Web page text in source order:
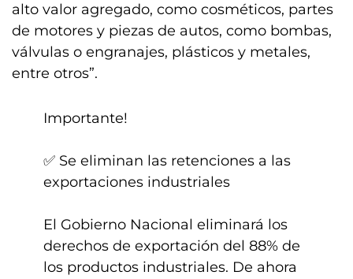
alto valor agregado, como cosméticos, partes
de motores y piezas de autos, como bombas,
válvulas o engranajes, plásticos y metales,
entre otros”.
Importante!
✅ Se eliminan las retenciones a las
exportaciones industriales
El Gobierno Nacional eliminará los
derechos de exportación del 88% de
los productos industriales. De ahora